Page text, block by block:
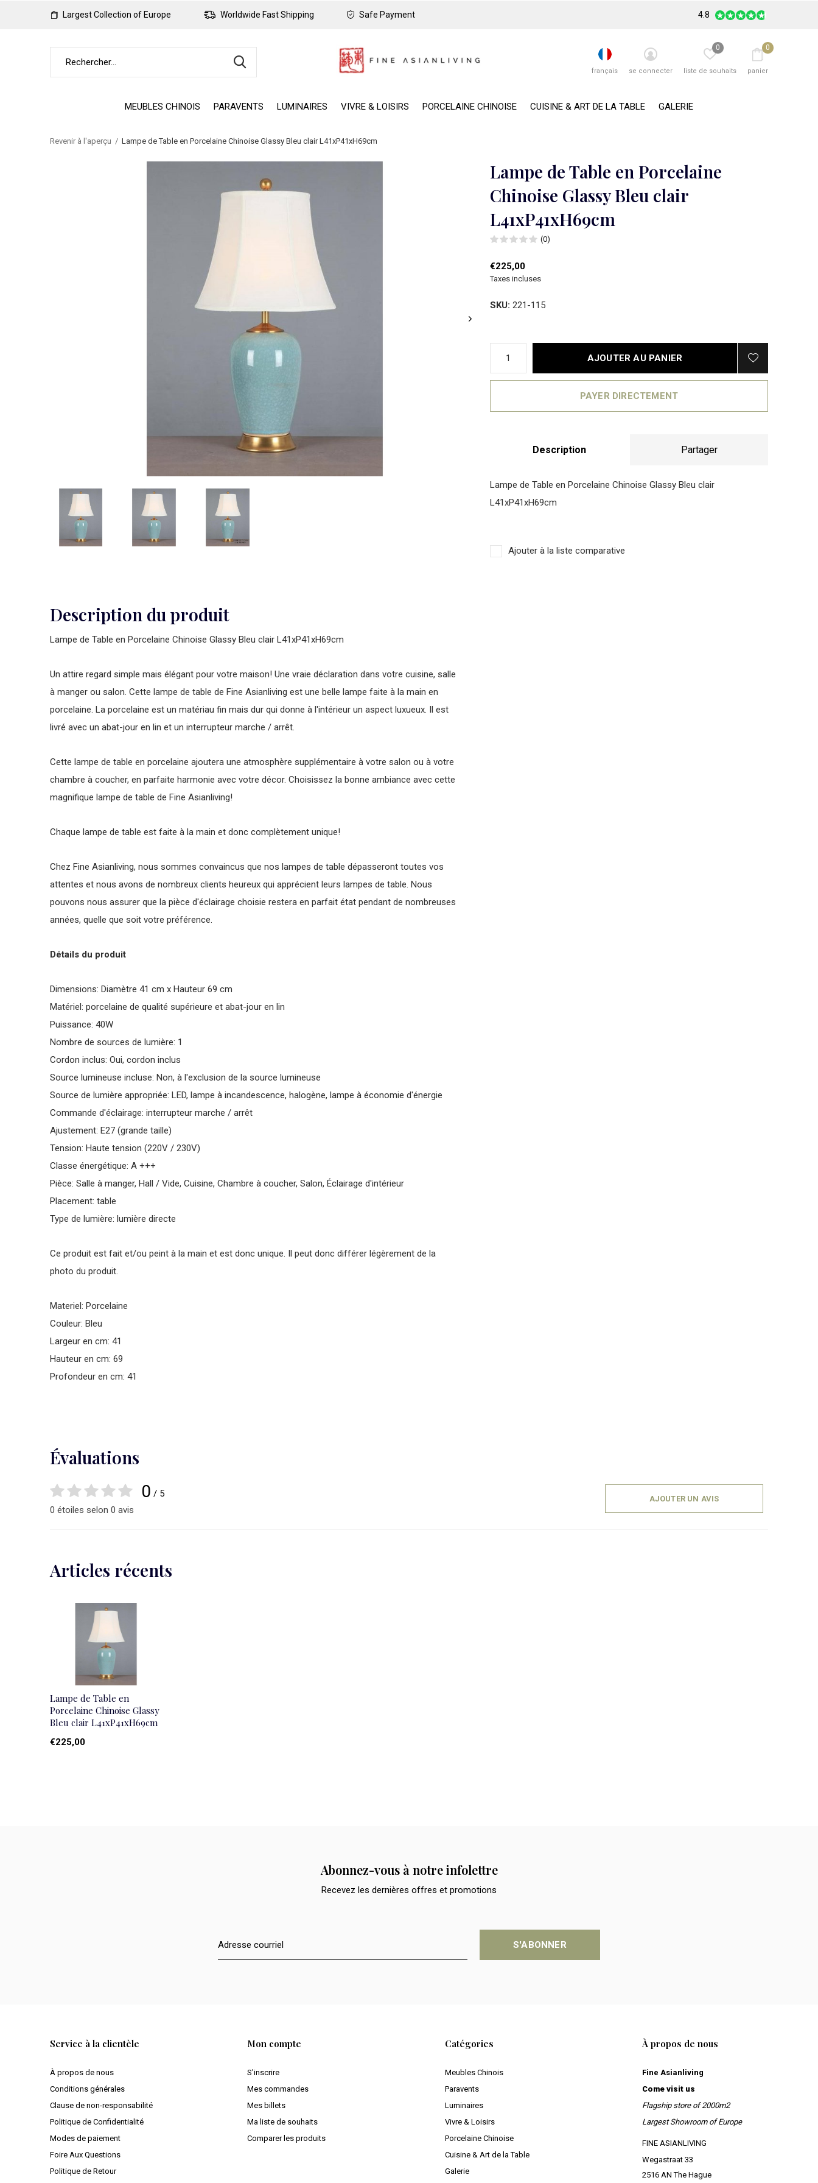
MEUBLES CHINOIS PARAVENTS LUMINAIRES VIVRE & LOISIRS PORCELAINE CHINOISE CUISINE & ART DE LA TABLE GALERIE
français se connecter liste de souhaits
0
panier
0
Largest Collection of Europe Worldwide Fast Shipping Safe Payment 4.8
Revenir à l'aperçu Lampe de Table en Porcelaine Chinoise Glassy Bleu clair L41xP41xH69cm
Lampe de Table en Porcelaine
Chinoise Glassy Bleu clair
L41xP41xH69cm
(0)
€225,00
Taxes incluses
SKU: 221-115
AJOUTER AU PANIER
PAYER DIRECTEMENT
Description Partager
Lampe de Table en Porcelaine Chinoise Glassy Bleu clair
L41xP41xH69cm
Ajouter à la liste comparative
Description du produit
Lampe de Table en Porcelaine Chinoise Glassy Bleu clair L41xP41xH69cm
Un attire regard simple mais élégant pour votre maison! Une vraie déclaration dans votre cuisine, salle
à manger ou salon. Cette lampe de table de Fine Asianliving est une belle lampe faite à la main en
porcelaine. La porcelaine est un matériau fin mais dur qui donne à l'intérieur un aspect luxueux. Il est
livré avec un abat-jour en lin et un interrupteur marche / arrêt.
Cette lampe de table en porcelaine ajoutera une atmosphère supplémentaire à votre salon ou à votre
chambre à coucher, en parfaite harmonie avec votre décor. Choisissez la bonne ambiance avec cette
magnifique lampe de table de Fine Asianliving!
Chaque lampe de table est faite à la main et donc complètement unique!
Chez Fine Asianliving, nous sommes convaincus que nos lampes de table dépasseront toutes vos
attentes et nous avons de nombreux clients heureux qui apprécient leurs lampes de table. Nous
pouvons nous assurer que la pièce d'éclairage choisie restera en parfait état pendant de nombreuses
années, quelle que soit votre préférence.
Détails du produit
Dimensions: Diamètre 41 cm x Hauteur 69 cm
Matériel: porcelaine de qualité supérieure et abat-jour en lin
Puissance: 40W
Nombre de sources de lumière: 1
Cordon inclus: Oui, cordon inclus
Source lumineuse incluse: Non, à l'exclusion de la source lumineuse
Source de lumière appropriée: LED, lampe à incandescence, halogène, lampe à économie d'énergie
Commande d'éclairage: interrupteur marche / arrêt
Ajustement: E27 (grande taille)
Tension: Haute tension (220V / 230V)
Classe énergétique: A +++
Pièce: Salle à manger, Hall / Vide, Cuisine, Chambre à coucher, Salon, Éclairage d'intérieur
Placement: table
Type de lumière: lumière directe
Ce produit est fait et/ou peint à la main et est donc unique. Il peut donc différer légèrement de la
photo du produit.
Materiel: Porcelaine
Couleur: Bleu
Largeur en cm: 41
Hauteur en cm: 69
Profondeur en cm: 41
Évaluations
0 / 5
0 étoiles selon 0 avis
AJOUTER UN AVIS
Articles récents
Lampe de Table en
Porcelaine Chinoise Glassy
Bleu clair L41xP41xH69cm
€225,00
Abonnez-vous à notre infolettre
Recevez les dernières offres et promotions
S'ABONNER
Service à la clientèle
À propos de nous
Conditions générales
Clause de non-responsabilité
Politique de Confidentialité
Modes de paiement
Foire Aux Questions
Politique de Retour
Mon compte
S'inscrire
Mes commandes
Mes billets
Ma liste de souhaits
Comparer les produits
Catégories
Meubles Chinois
Paravents
Luminaires
Vivre & Loisirs
Porcelaine Chinoise
Cuisine & Art de la Table
Galerie
À propos de nous
Fine Asianliving
Come visit us
Flagship store of 2000m2
Largest Showroom of Europe
FINE ASIANLIVING
Wegastraat 33
2516 AN The Hague